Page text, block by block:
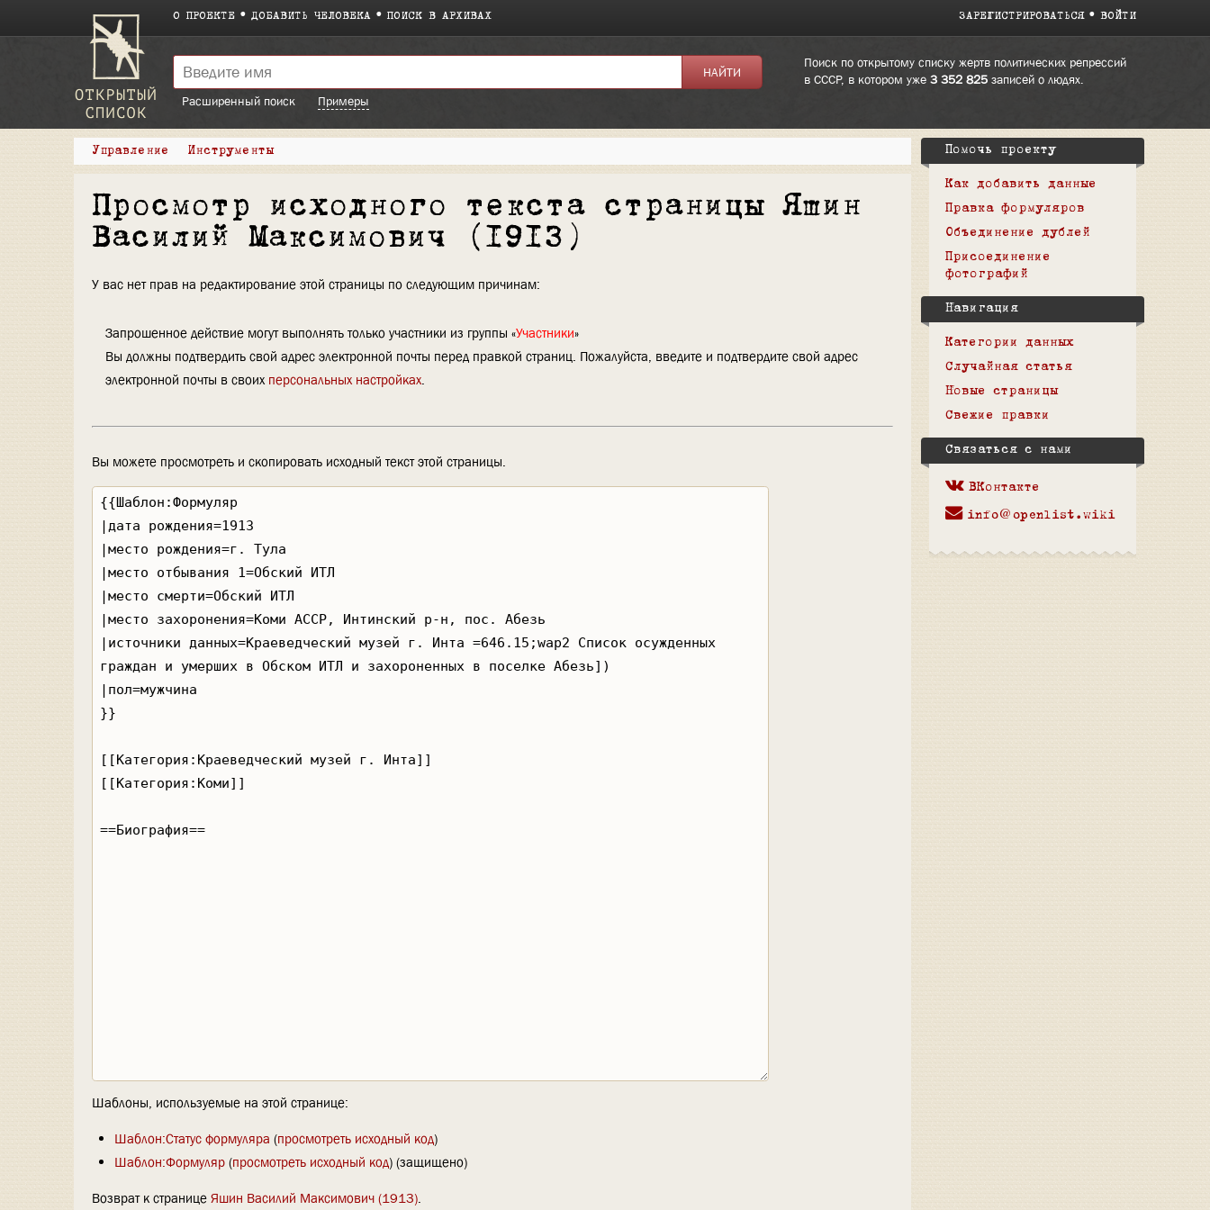
О ПРОЕКТЕ ДОБАВИТЬ ЧЕЛОВЕКА ПОИСК В АРХИВАХ ЗАРЕГИСТРИРОВАТЬСЯ ВОЙТИ
Поиск по открытому списку жертв политических репрессий
в СССР, в котором уже 3 352 825записей о людях.
Расширенный поиск
Примеры
Управление Инструменты
Просмотр исходного текста страницы Яшин
Василий Максимович (1913)
У вас нет прав на редактирование этой страницы по следующим причинам:
Запрошенное действие могут выполнять только участники из группы «Участники»
Вы должны подтвердить свой адрес электронной почты перед правкой страниц. Пожалуйста, введите и подтвердите свой адрес
электронной почты в своих персональных настройках.
Вы можете просмотреть и скопировать исходный текст этой страницы.
Шаблоны, используемые на этой странице:
Шаблон:Статус формуляра (просмотреть исходный код)
Шаблон:Формуляр(просмотреть исходный код) (защищено)
Возврат к странице Яшин Василий Максимович (1913).
Помочь проекту
Как добавить данные
Правка формуляров
Объединение дублей
Присоединение
фотографий
Навигация
Категории данных
Случайная статья
Новые страницы
Свежие правки
Связаться с нами
ВКонтакте
info@openlist.wiki